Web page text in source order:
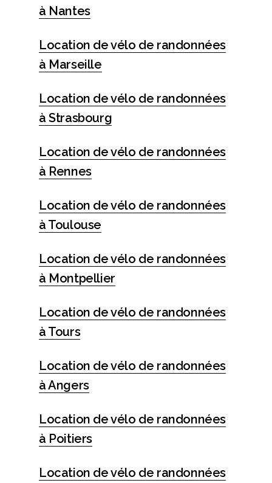
à Nantes
Location de vélo de randonnées
à Marseille
Location de vélo de randonnées
à Strasbourg
Location de vélo de randonnées
à Rennes
Location de vélo de randonnées
à Toulouse
Location de vélo de randonnées
à Montpellier
Location de vélo de randonnées
à Tours
Location de vélo de randonnées
à Angers
Location de vélo de randonnées
à Poitiers
Location de vélo de randonnées